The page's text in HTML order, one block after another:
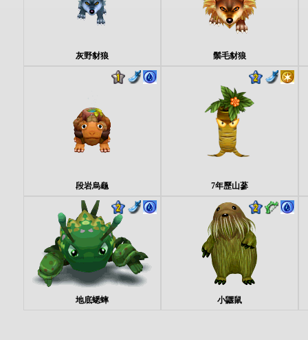
灰野豺狼 鬃毛豺狼
段岩烏龜 7年歷山蔘
地底蟋蟀 小鼴鼠